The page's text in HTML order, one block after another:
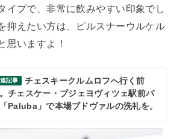
イプで、非常に飲みやすい印象でし
抑えたい方は、ピルスナーウルケル
思いますよ！
記事
チェスキークルムロフへ行く前
チェスケー・ブジェヨヴィツェ駅前パ
Paluba」で本場ブドヴァルの洗礼を。